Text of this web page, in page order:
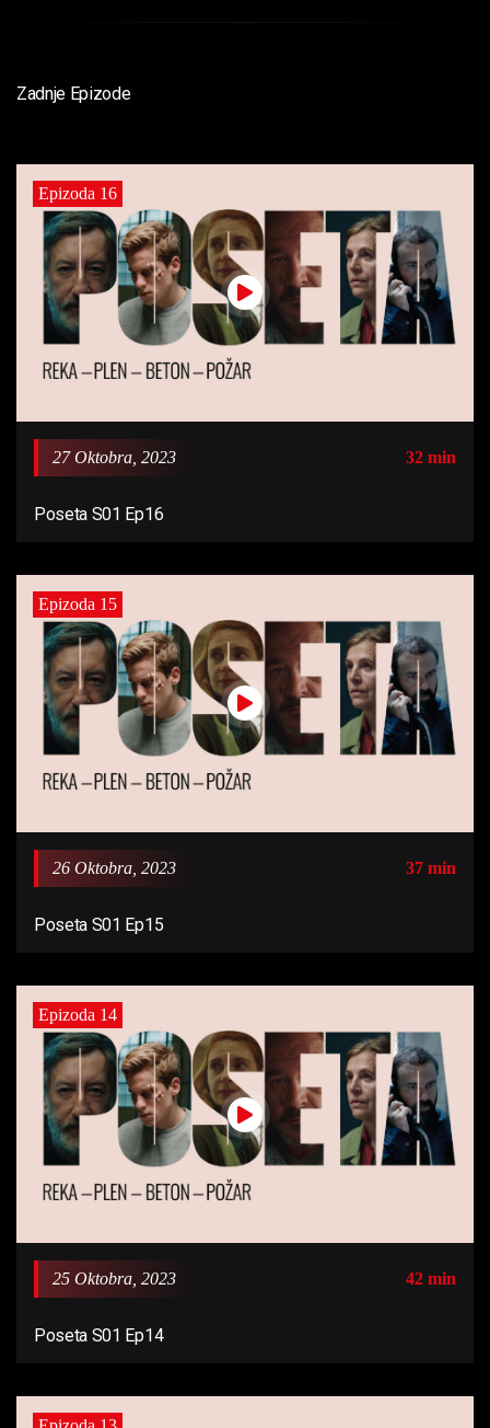
Zadnje Epizode
Epizoda 16
27 Oktobra, 2023 32 min
Poseta S01 Ep16
Epizoda 15
26 Oktobra, 2023 37 min
Poseta S01 Ep15
Epizoda 14
25 Oktobra, 2023 42 min
Poseta S01 Ep14